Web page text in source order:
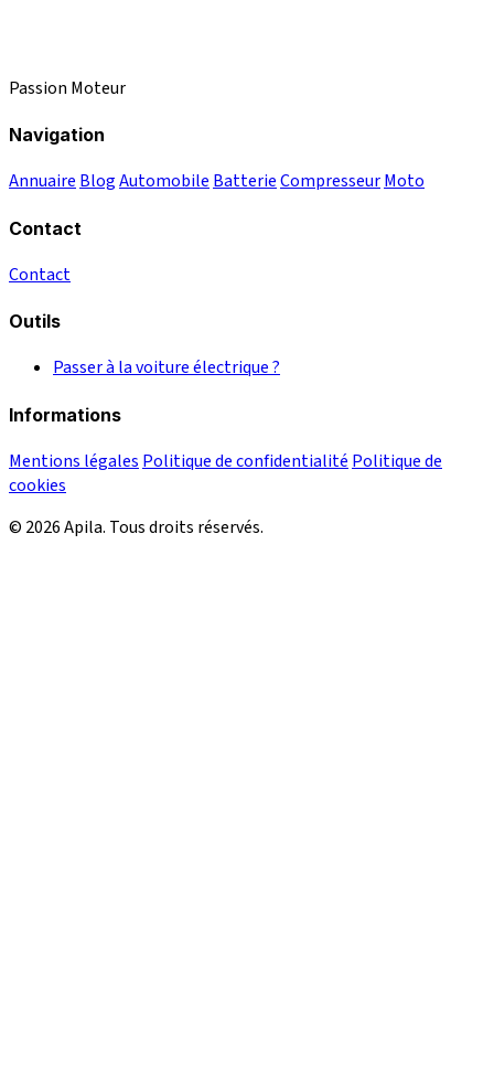
Passion Moteur
Navigation
Annuaire BlogAutomobile BatterieCompresseurMoto
Contact
Contact
Outils
Passer à la voiture électrique ?
Informations
Mentions légales Politique de confidentialité Politique de
cookies
© 2026 Apila. Tous droits réservés.